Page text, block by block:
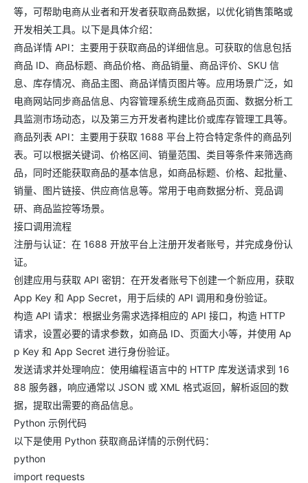
等，可帮助电商从业者和开发者获取商品数据，以优化销售策略或
开发相关工具。以下是具体介绍：
商品详情 API：主要用于获取商品的详细信息。可获取的信息包括
商品 ID、商品标题、商品价格、商品销量、商品评价、SKU 信
息、库存情况、商品主图、商品详情页图片等。应用场景广泛，如
电商网站同步商品信息、内容管理系统生成商品页面、数据分析工
具监测市场动态，以及第三方开发者构建比价或库存管理工具等。
商品列表 API：主要用于获取 1688 平台上符合特定条件的商品列
表。可以根据关键词、价格区间、销量范围、类目等条件来筛选商
品，同时还能获取商品的基本信息，如商品标题、价格、起批量、
销量、图片链接、供应商信息等。常用于电商数据分析、竞品调
研、商品监控等场景。
接口调用流程
注册与认证：在 1688 开放平台上注册开发者账号，并完成身份认
证。
创建应用与获取 API 密钥：在开发者账号下创建一个新应用，获取
App Key 和 App Secret，用于后续的 API 调用和身份验证。
构造 API 请求：根据业务需求选择相应的 API 接口，构造 HTTP
请求，设置必要的请求参数，如商品 ID、页面大小等，并使用 Ap
p Key 和 App Secret 进行身份验证。
发送请求并处理响应：使用编程语言中的 HTTP 库发送请求到 16
88 服务器，响应通常以 JSON 或 XML 格式返回，解析返回的数
据，提取出需要的商品信息。
Python 示例代码
以下是使用 Python 获取商品详情的示例代码：
python
import requests